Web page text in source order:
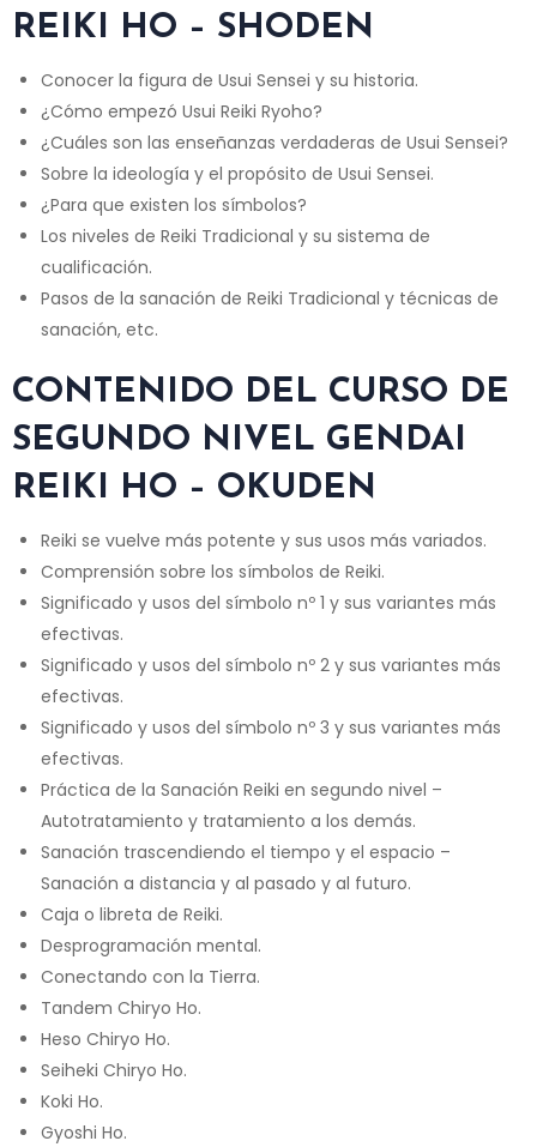
REIKI HO – SHODEN
Conocer la figura de Usui Sensei y su historia.
¿Cómo empezó Usui Reiki Ryoho?
¿Cuáles son las enseñanzas verdaderas de Usui Sensei?
Sobre la ideología y el propósito de Usui Sensei.
¿Para que existen los símbolos?
Los niveles de Reiki Tradicional y su sistema de
cualificación.
Pasos de la sanación de Reiki Tradicional y técnicas de
sanación, etc.
CONTENIDO DEL CURSO DE
SEGUNDO NIVEL GENDAI
REIKI HO – OKUDEN
Reiki se vuelve más potente y sus usos más variados.
Comprensión sobre los símbolos de Reiki.
Significado y usos del símbolo nº 1 y sus variantes más
efectivas.
Significado y usos del símbolo nº 2 y sus variantes más
efectivas.
Significado y usos del símbolo nº 3 y sus variantes más
efectivas.
Práctica de la Sanación Reiki en segundo nivel –
Autotratamiento y tratamiento a los demás.
Sanación trascendiendo el tiempo y el espacio –
Sanación a distancia y al pasado y al futuro.
Caja o libreta de Reiki.
Desprogramación mental.
Conectando con la Tierra.
Tandem Chiryo Ho.
Heso Chiryo Ho.
Seiheki Chiryo Ho.
Koki Ho.
Gyoshi Ho.